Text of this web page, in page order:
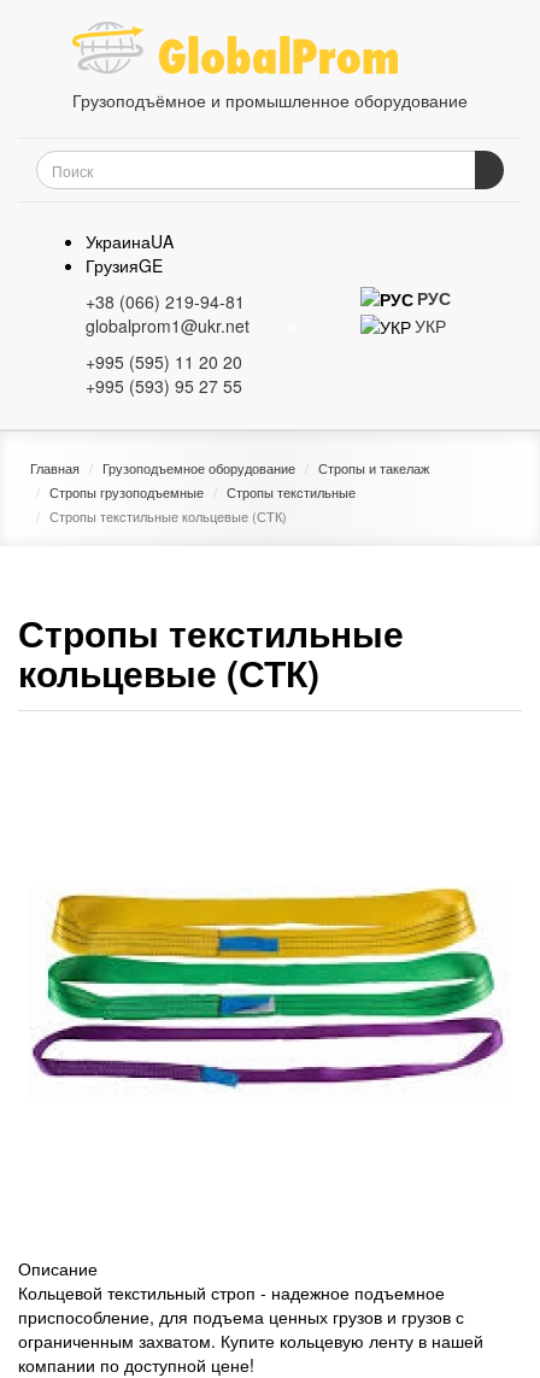
Грузоподъёмное и промышленное оборудование
УкраинаUA
ГрузияGE
+38 (066) 219-94-81
globalprom1@ukr.net
+995 (595) 11 20 20
+995 (593) 95 27 55
РУС
УКР
Главная Грузоподъемное оборудование
Стропы и такелаж
Стропы грузоподъемные
Стропы текстильные
Стропы текстильные кольцевые (СТК)
Стропы текстильные
кольцевые (СТК)
Описание
Кольцевой текстильный строп - надежное подъемное
приспособление, для подъема ценных грузов и грузов с
ограниченным захватом. Купите кольцевую ленту в нашей
компании по доступной цене!